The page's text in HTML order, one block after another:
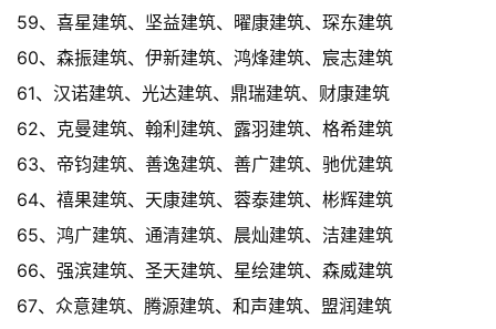
59、喜星建筑、坚益建筑、曜康建筑、琛东建筑
60、森振建筑、伊新建筑、鸿烽建筑、宸志建筑
61、汉诺建筑、光达建筑、鼎瑞建筑、财康建筑
62、克曼建筑、翰利建筑、露羽建筑、格希建筑
63、帝钧建筑、善逸建筑、善广建筑、驰优建筑
64、禧果建筑、天康建筑、蓉泰建筑、彬辉建筑
65、鸿广建筑、通清建筑、晨灿建筑、洁建建筑
66、强滨建筑、圣天建筑、星绘建筑、森威建筑
67、众意建筑、腾源建筑、和声建筑、盟润建筑